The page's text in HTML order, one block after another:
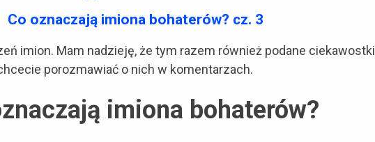
Co oznaczają imiona bohaterów? cz. 3
imion. Mam nadzieję, że tym razem również podane ciekawostki
porozmawiać o nich w komentarzach.
imiona bohaterów?